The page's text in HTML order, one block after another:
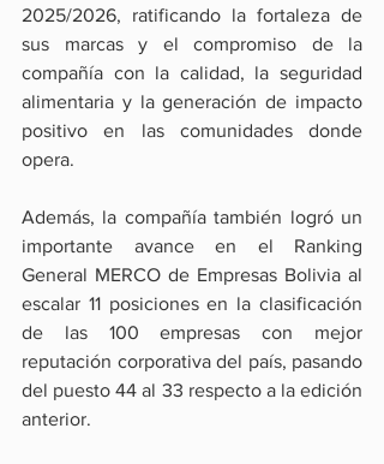
2025/2026, ratificando la fortaleza de
sus marcas y el compromiso de la
compañía con la calidad, la seguridad
alimentaria y la generación de impacto
positivo en las comunidades donde
opera.
Además, la compañía también logró un
importante avance en el Ranking
General MERCO de Empresas Bolivia al
escalar 11 posiciones en la clasificación
de las 100 empresas con mejor
reputación corporativa del país, pasando
del puesto 44 al 33 respecto a la edición
anterior.